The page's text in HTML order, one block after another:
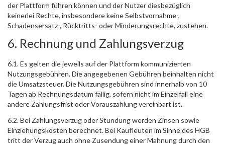
der Plattform führen können und der Nutzer diesbezüglich
keinerlei Rechte, insbesondere keine Selbstvornahme-,
Schadensersatz-, Rücktritts- oder Minderungsrechte, zustehen.
6. Rechnung und Zahlungsverzug
6.1. Es gelten die jeweils auf der Plattform kommunizierten
Nutzungsgebühren. Die angegebenen Gebühren beinhalten nicht
die Umsatzsteuer. Die Nutzungsgebühren sind innerhalb von 10
Tagen ab Rechnungsdatum fällig, sofern nicht im Einzelfall eine
andere Zahlungsfrist oder Vorauszahlung vereinbart ist.
6.2. Bei Zahlungsverzug oder Stundung werden Zinsen sowie
Einziehungskosten berechnet. Bei Kaufleuten im Sinne des HGB
tritt der Verzug auch ohne Zusendung einer Mahnung durch den